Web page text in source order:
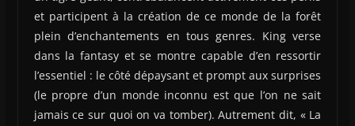
et participent à la création de ce monde de la forêt
plein d’enchantements en tous genres. King verse
dans la fantasy et se montre capable d’en ressortir
l’essentiel : le côté dépaysant et prompt aux surprises
(le propre d’un monde inconnu est que l’on ne sait
jamais ce sur quoi on va tomber). Autrement dit, « La